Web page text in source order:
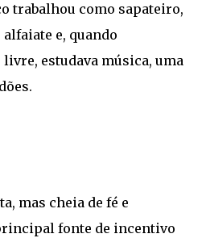
trabalhou como sapateiro,
e, quando
estudava música, uma
mas cheia de fé e
fonte de incentivo